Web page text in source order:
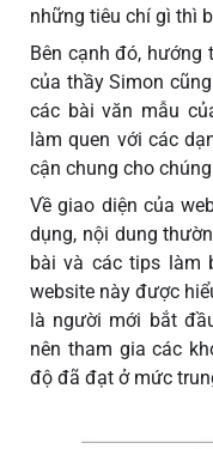
những tiêu chí gì thì
Bên cạnh đó, hướng
của thầy Simon
các bài văn mẫu
làm quen với các
cận chung cho
Về giao diện của
dụng, nội dung
bài và các tips làm
website này được
là người mới bắt
nên tham gia các
độ đã đạt ở mức